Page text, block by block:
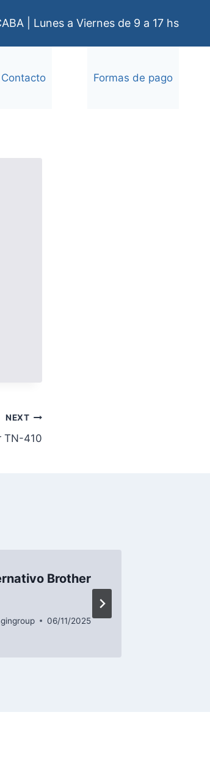
| Lunes a Viernes de 9 a 17 hs
Contacto Formas de pago
NEXT
TN-410
Brother
06/11/2025